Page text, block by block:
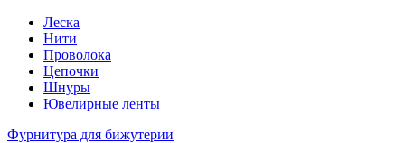
Леска
Нити
Проволока
Цепочки
Шнуры
Ювелирные ленты
Фурнитура для бижутерии